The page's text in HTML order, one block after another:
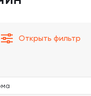
Открыть фильтр